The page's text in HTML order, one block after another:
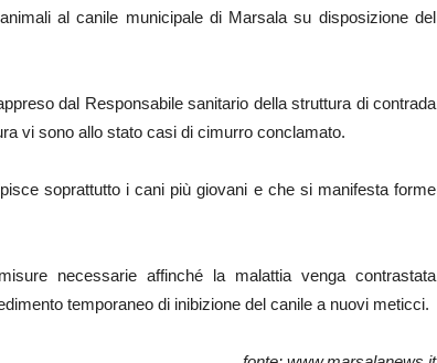
al canile municipale di Marsala su disposizione del
dal Responsabile sanitario della struttura di contrada
vi sono allo stato casi di cimurro conclamato.
soprattutto i cani più giovani e che si manifesta forme
necessarie affinché la malattia venga contrastata
temporaneo di inibizione del canile a nuovi meticci.